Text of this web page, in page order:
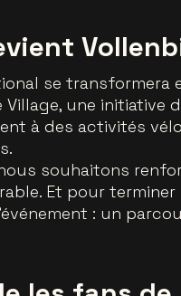
se transformera
Village, une initiative
à des activités
souhaitons
Et pour terminer
: un